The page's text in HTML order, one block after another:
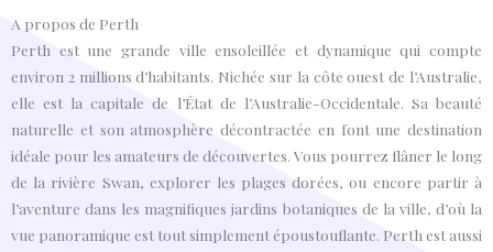
A propos de Perth
Perth est une grande ville ensoleillée et dynamique qui compte
environ 2 millions d’habitants. Nichée sur la côte ouest de l’Australie,
elle est la capitale de l’État de l’Australie-Occidentale. Sa beauté
naturelle et son atmosphère décontractée en font une destination
idéale pour les amateurs de découvertes. Vous pourrez flâner le long
de la rivière Swan, explorer les plages dorées, ou encore partir à
l’aventure dans les magnifiques jardins botaniques de la ville, d’où la
vue panoramique est tout simplement époustouflante. Perth est aussi